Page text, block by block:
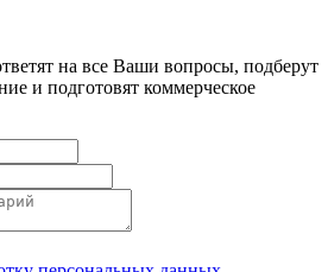
на все Ваши вопросы, подберут
и подготовят коммерческое